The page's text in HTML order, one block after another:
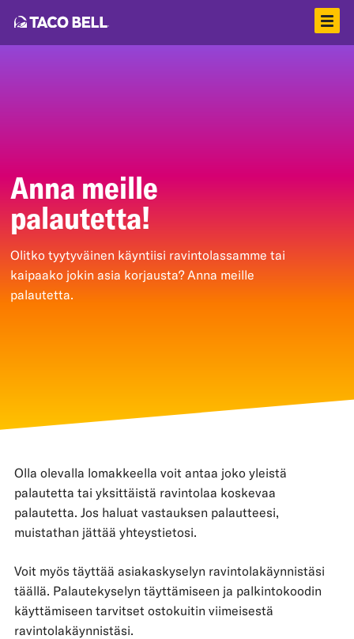
Anna meille
palautetta!
Olitko tyytyväinen käyntiisi ravintolassamme tai
kaipaako jokin asia korjausta? Anna meille
palautetta.
Olla olevalla lomakkeella voit antaa joko yleistä
palautetta tai yksittäistä ravintolaa koskevaa
palautetta. Jos haluat vastauksen palautteesi,
muistathan jättää yhteystietosi.
Voit myös täyttää asiakaskyselyn ravintolakäynnistäsi
täällä. Palautekyselyn täyttämiseen ja palkintokoodin
käyttämiseen tarvitset ostokuitin viimeisestä
ravintolakäynnistäsi.